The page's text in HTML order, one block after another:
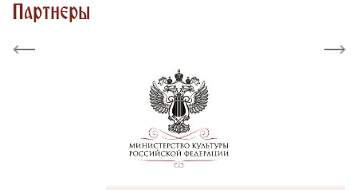
Партнеры
Previous Next